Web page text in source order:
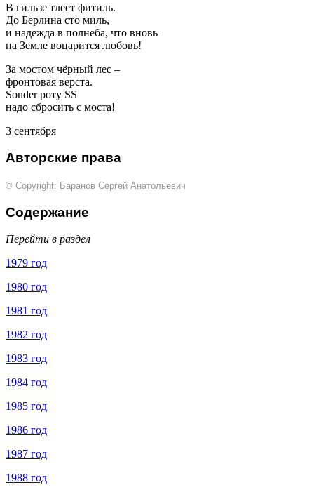
В гильзе тлеет фитиль.
До Берлина сто миль,
и надежда в полнеба, что вновь
на Земле воцарится любовь!
За мостом чёрный лес –
фронтовая верста.
Sonder роту SS
надо сбросить с моста!
3 сентября
Авторские права
© Copyright: Баранов Сергей Анатольевич
Содержание
Перейти в раздел
1979 год
1980 год
1981 год
1982 год
1983 год
1984 год
1985 год
1986 год
1987 год
1988 год